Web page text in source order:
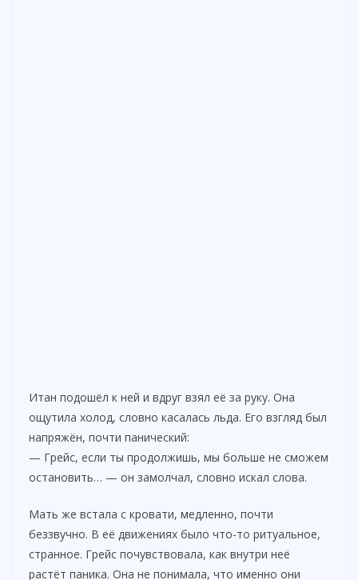
Итан подошёл к ней и вдруг взял её за руку. Она
ощутила холод, словно касалась льда. Его взгляд был
напряжён, почти панический:
— Грейс, если ты продолжишь, мы больше не сможем
остановить… — он замолчал, словно искал слова.
Мать же встала с кровати, медленно, почти
беззвучно. В её движениях было что-то ритуальное,
странное. Грейс почувствовала, как внутри неё
растёт паника. Она не понимала, что именно они